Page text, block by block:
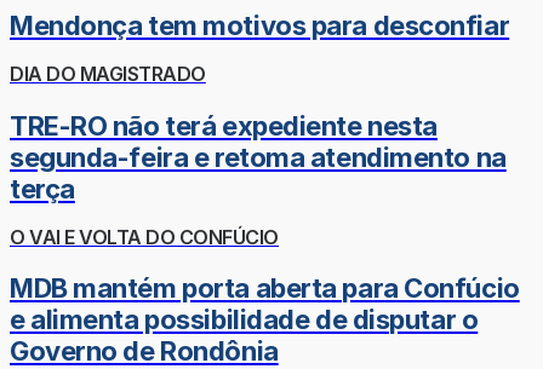
Mendonça tem motivos para desconfiar
DIA DO MAGISTRADO
TRE-RO não terá expediente nesta
segunda-feira e retoma atendimento na
terça
O VAI E VOLTA DO CONFÚCIO
MDB mantém porta aberta para Confúcio
e alimenta possibilidade de disputar o
Governo de Rondônia